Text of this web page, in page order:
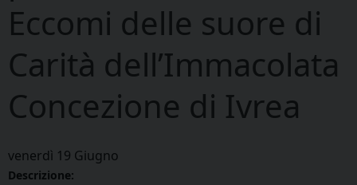
Eccomi delle suore di
Carità dell’Immacolata
Concezione di Ivrea
venerdì 19 Giugno
Descrizione: